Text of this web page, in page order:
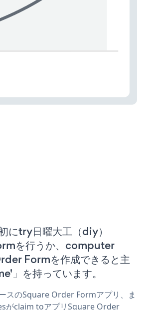
にtry日曜大工（diy）
を行うか、computer
Formを作成できると主
」を持っています。
スのSquare Order Formアプリ、ま
がclaim toアプリSquare Order